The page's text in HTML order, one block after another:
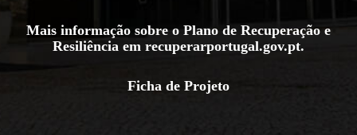
Mais informação sobre o Plano de Recuperação e
Resiliência em recuperarportugal.gov.pt.
Ficha de Projeto